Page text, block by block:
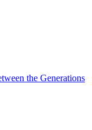
the Generations